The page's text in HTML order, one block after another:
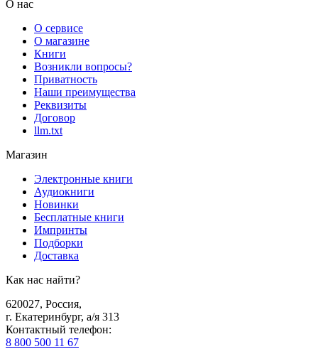
О нас
О сервисе
О магазине
Книги
Возникли вопросы?
Приватность
Наши преимущества
Реквизиты
Договор
llm.txt
Магазин
Электронные книги
Аудиокниги
Новинки
Бесплатные книги
Импринты
Подборки
Доставка
Как нас найти?
620027, Россия,
г. Екатеринбург, а/я 313
Контактный телефон:
8 800 500 11 67